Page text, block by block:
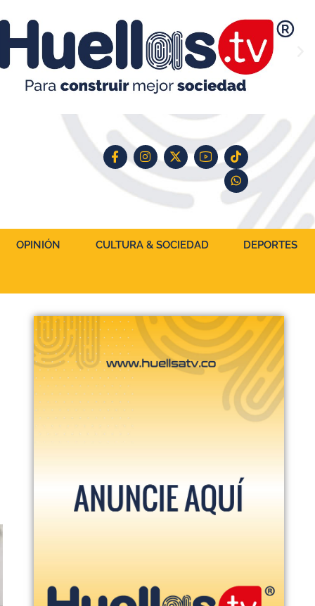
OPINIÓN CULTURA & SOCIEDAD DEPORTES